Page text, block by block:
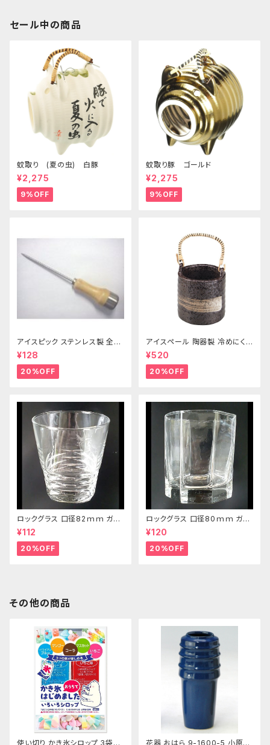
セール中の商品
蚊取り (夏の虫) 白豚
¥2,275
9%OFF
蚊取り豚 ゴールド
¥2,275
9%OFF
アイスピック ステンレス製 全長
215ｍｍ
¥128
20%OFF
アイスペール 陶器製 冷めにくい
二重構造 860ml
¥520
20%OFF
ロックグラス 口径82ｍｍ ガラ
ス製 250cc
¥112
20%OFF
ロックグラス 口径80ｍｍ ガラ
ス製 220cc
¥120
20%OFF
その他の商品
使い切り かき氷シロップ 3袋セ
花器 おはら 9-1600-5 小原投